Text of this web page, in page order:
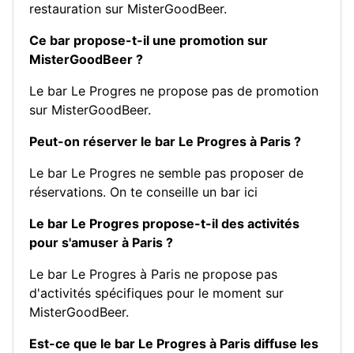
restauration sur MisterGoodBeer.
Ce bar propose-t-il une promotion sur
MisterGoodBeer ?
Le bar Le Progres ne propose pas de promotion
sur MisterGoodBeer.
Peut-on réserver le bar Le Progres à Paris ?
Le bar Le Progres ne semble pas proposer de
réservations. On te conseille un bar ici
Le bar Le Progres propose-t-il des activités
pour s'amuser à Paris ?
Le bar Le Progres à Paris ne propose pas
d'activités spécifiques pour le moment sur
MisterGoodBeer.
Est-ce que le bar Le Progres à Paris diffuse les